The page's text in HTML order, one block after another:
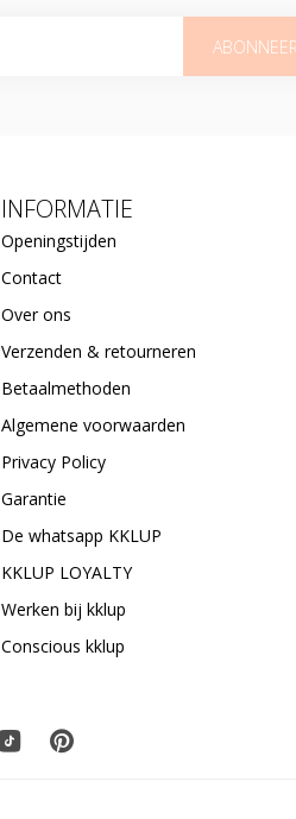
ABONNEER
INFORMATIE
Openingstijden
Contact
Over ons
Verzenden & retourneren
Betaalmethoden
Algemene voorwaarden
Privacy Policy
Garantie
De whatsapp KKLUP
KKLUP LOYALTY
Werken bij kklup
Conscious kklup